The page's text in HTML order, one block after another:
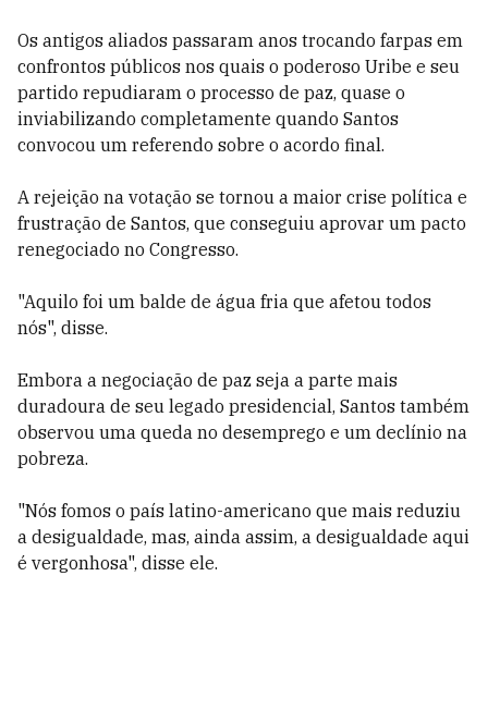
Os antigos aliados passaram anos trocando farpas em
confrontos públicos nos quais o poderoso Uribe e seu
partido repudiaram o processo de paz, quase o
inviabilizando completamente quando Santos
convocou um referendo sobre o acordo final.
A rejeição na votação se tornou a maior crise política e
frustração de Santos, que conseguiu aprovar um pacto
renegociado no Congresso.
"Aquilo foi um balde de água fria que afetou todos
nós", disse.
Embora a negociação de paz seja a parte mais
duradoura de seu legado presidencial, Santos também
observou uma queda no desemprego e um declínio na
pobreza.
"Nós fomos o país latino-americano que mais reduziu
a desigualdade, mas, ainda assim, a desigualdade aqui
é vergonhosa", disse ele.